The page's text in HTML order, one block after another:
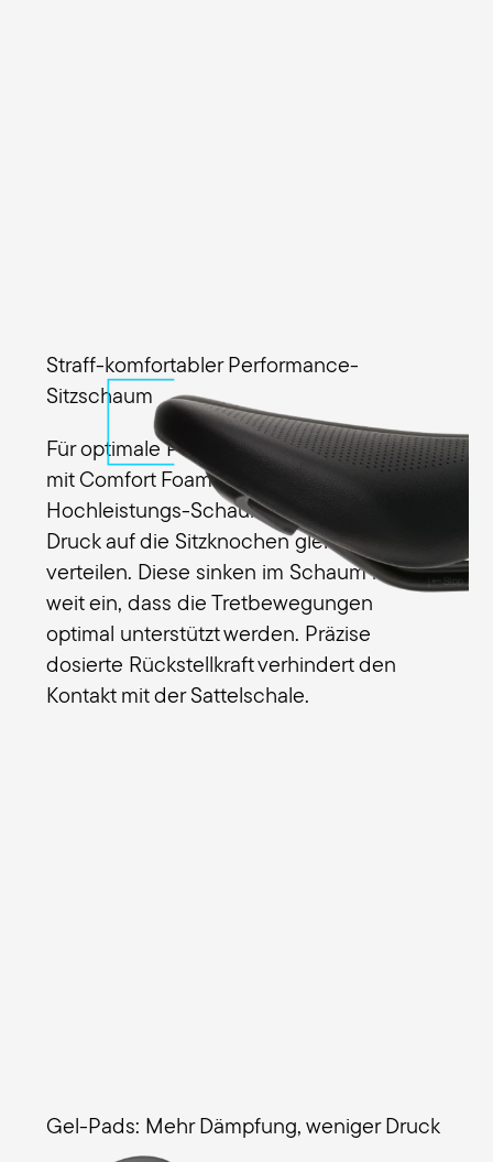
Straff-komfortabler Performance-
Sitzschaum
Für optimale Performance verwendet Terry
mit Comfort Foam ein schlankes
Hochleistungs-Schaumpolster, um den
Druck auf die Sitzknochen gleichmäßig zu
verteilen. Diese sinken im Schaum nur so
weit ein, dass die Tretbewegungen
optimal unterstützt werden. Präzise
dosierte Rückstellkraft verhindert den
Kontakt mit der Sattelschale.
Gel-Pads: Mehr Dämpfung, weniger Druck